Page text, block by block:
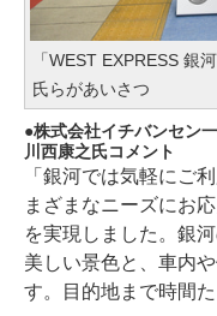
「WEST EXPRESS 銀
氏らがあいさつ
株式会社イチバンセン
川西康之氏コメント
「銀河では気軽にご
まざまなニーズにお
を実現しました。銀
美しい景色と、車内
す。目的地まで時間